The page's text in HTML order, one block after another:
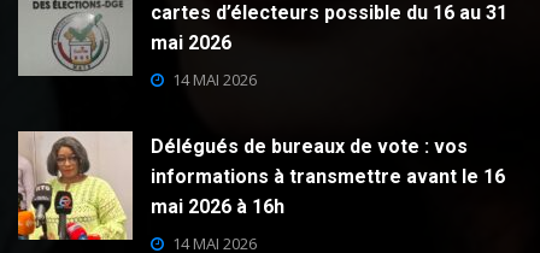
cartes d’électeurs possible du 16 au 31
mai 2026
14 MAI 2026
Délégués de bureaux de vote : vos
informations à transmettre avant le 16
mai 2026 à 16h
14 MAI 2026